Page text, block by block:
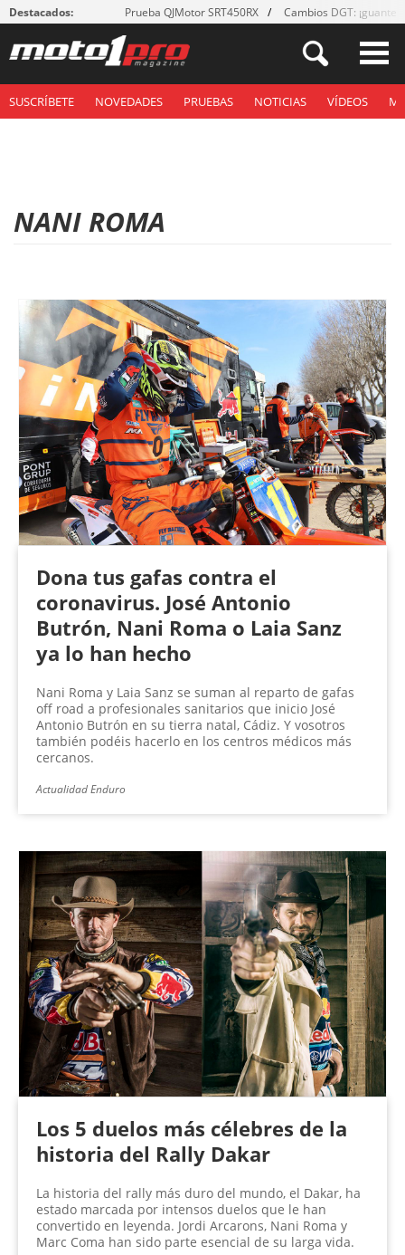
Destacados: Prueba QJMotor SRT450RX Cambios DGT: ¡guantes!
SUSCRÍBETE NOVEDADES PRUEBAS NOTICIAS VÍDEOS
NANI ROMA
Dona tus gafas contra el
coronavirus. José Antonio
Butrón, Nani Roma o Laia Sanz
ya lo han hecho
Nani Roma y Laia Sanz se suman al reparto de gafas
off road a profesionales sanitarios que inicio José
Antonio Butrón en su tierra natal, Cádiz. Y vosotros
también podéis hacerlo en los centros médicos más
cercanos.
Actualidad Enduro
Los 5 duelos más célebres de la
historia del Rally Dakar
La historia del rally más duro del mundo, el Dakar, ha
estado marcada por intensos duelos que le han
convertido en leyenda. Jordi Arcarons, Nani Roma y
Marc Coma han sido parte esencial de su larga vida.